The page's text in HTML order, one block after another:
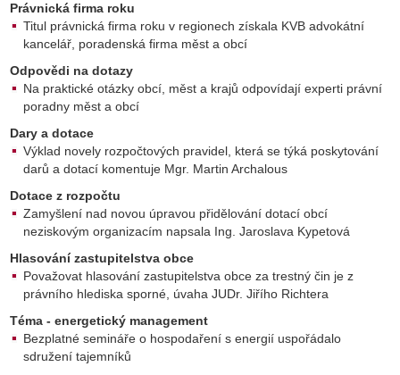
Právnická firma roku
Titul právnická firma roku v regionech získala KVB advokátní
kancelář, poradenská firma měst a obcí
Odpovědi na dotazy
Na praktické otázky obcí, měst a krajů odpovídají experti právní
poradny měst a obcí
Dary a dotace
Výklad novely rozpočtových pravidel, která se týká poskytování
darů a dotací komentuje Mgr. Martin Archalous
Dotace z rozpočtu
Zamyšlení nad novou úpravou přidělování dotací obcí
neziskovým organizacím napsala Ing. Jaroslava Kypetová
Hlasování zastupitelstva obce
Považovat hlasování zastupitelstva obce za trestný čin je z
právního hlediska sporné, úvaha JUDr. Jiřího Richtera
Téma - energetický management
Bezplatné semináře o hospodaření s energií uspořádalo
sdružení tajemníků